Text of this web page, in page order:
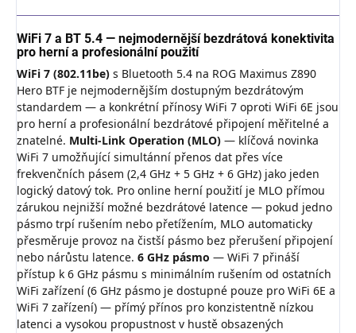
WiFi 7 a BT 5.4 — nejmodernější bezdrátová konektivita
pro herní a profesionální použití
WiFi 7 (802.11be) s Bluetooth 5.4 na ROG Maximus Z890
Hero BTF je nejmodernějším dostupným bezdrátovým
standardem — a konkrétní přínosy WiFi 7 oproti WiFi 6E jsou
pro herní a profesionální bezdrátové připojení měřitelné a
znatelné. Multi-Link Operation (MLO) — klíčová novinka
WiFi 7 umožňující simultánní přenos dat přes více
frekvenčních pásem (2,4 GHz + 5 GHz + 6 GHz) jako jeden
logický datový tok. Pro online herní použití je MLO přímou
zárukou nejnižší možné bezdrátové latence — pokud jedno
pásmo trpí rušením nebo přetížením, MLO automaticky
přesměruje provoz na čistší pásmo bez přerušení připojení
nebo nárůstu latence. 6 GHz pásmo — WiFi 7 přináší
přístup k 6 GHz pásmu s minimálním rušením od ostatních
WiFi zařízení (6 GHz pásmo je dostupné pouze pro WiFi 6E a
WiFi 7 zařízení) — přímý přínos pro konzistentně nízkou
latenci a vysokou propustnost v hustě obsazených